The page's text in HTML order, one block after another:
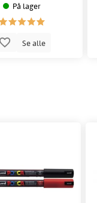
På lager
Se alle